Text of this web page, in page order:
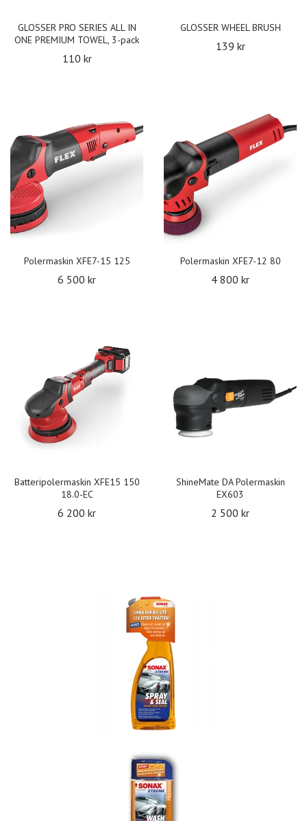
GLOSSER PRO SERIES ALL IN
ONE PREMIUM TOWEL, 3-pack
110 kr
GLOSSER WHEEL BRUSH
139 kr
Polermaskin XFE7-15 125
6 500 kr
Polermaskin XFE7-12 80
4 800 kr
Batteripolermaskin XFE15 150
18.0-EC
6 200 kr
ShineMate DA Polermaskin
EX603
2 500 kr